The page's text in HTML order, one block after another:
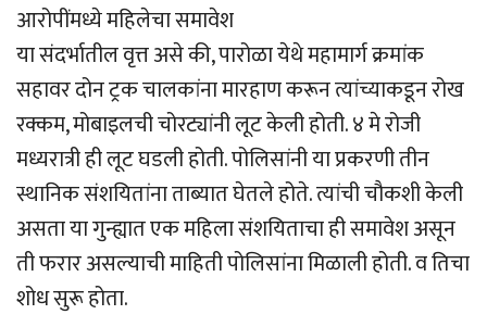
आरोपींमध्ये महिलेचा समावेश
या संदर्भातील वृत्त असे की, पारोळा येथे महामार्ग क्रमांक
सहावर दोन ट्रक चालकांना मारहाण करून त्यांच्याकडून रोख
रक्कम, मोबाइलची चोरट्यांनी लूट केली होती. ४ मे रोजी
मध्यरात्री ही लूट घडली होती. पोलिसांनी या प्रकरणी तीन
स्थानिक संशयितांना ताब्यात घेतले होते. त्यांची चौकशी केली
असता या गुन्ह्यात एक महिला संशयिताचा ही समावेश असून
ती फरार असल्याची माहिती पोलिसांना मिळाली होती. व तिचा
शोध सुरू होता.